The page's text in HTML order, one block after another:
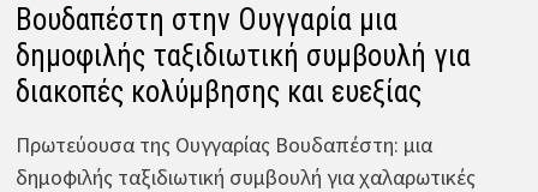
Βουδαπέστη στην Ουγγαρία μια
δημοφιλής ταξιδιωτική συμβουλή για
διακοπές κολύμβησης και ευεξίας
Πρωτεύουσα της Ουγγαρίας Βουδαπέστη: μια
δημοφιλής ταξιδιωτική συμβουλή για χαλαρωτικές